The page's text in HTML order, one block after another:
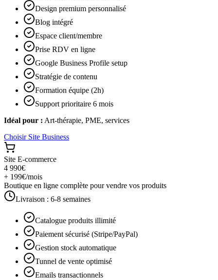
Design premium personnalisé
Blog intégré
Espace client/membre
Prise RDV en ligne
Google Business Profile setup
Stratégie de contenu
Formation équipe (2h)
Support prioritaire 6 mois
Idéal pour : Art-thérapie, PME, services
Choisir Site Business
Site E-commerce
4 990€
+ 199€/mois
Boutique en ligne complète pour vendre vos produits
Livraison : 6-8 semaines
Catalogue produits illimité
Paiement sécurisé (Stripe/PayPal)
Gestion stock automatique
Tunnel de vente optimisé
Emails transactionnels